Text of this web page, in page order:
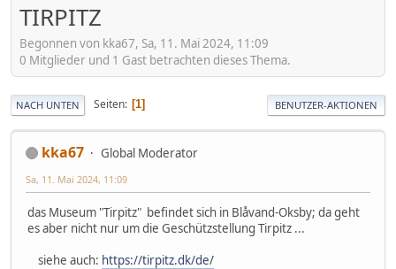
TIRPITZ
Begonnen von kka67, Sa, 11. Mai 2024, 11:09
0 Mitglieder und 1 Gast betrachten dieses Thema.
NACH UNTEN Seiten 1 BENUTZER-AKTIONEN
kka67 Global Moderator
Sa, 11. Mai 2024, 11:09
das Museum "Tirpitz" befindet sich in Blåvand-Oksby; da geht
es aber nicht nur um die Geschützstellung Tirpitz ...
siehe auch: https://tirpitz.dk/de/